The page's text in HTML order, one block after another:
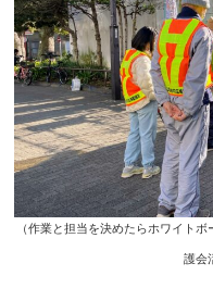
（作業と担当を決めたらホワイト
護会